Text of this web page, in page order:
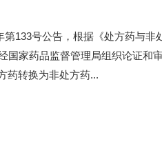
133号公告，根据《处方药与非
国家药品监督管理局组织论证和
药转换为非处方药...